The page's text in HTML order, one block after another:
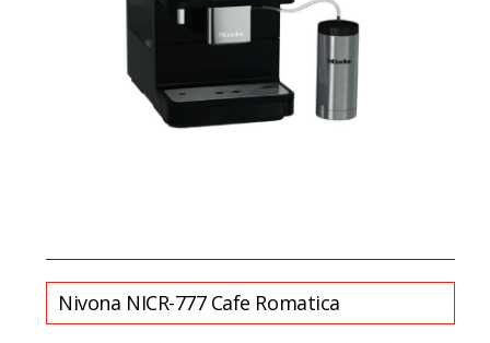
Nivona NICR-777 Cafe Romatica